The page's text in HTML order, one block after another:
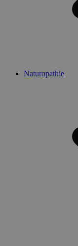
Naturopathie